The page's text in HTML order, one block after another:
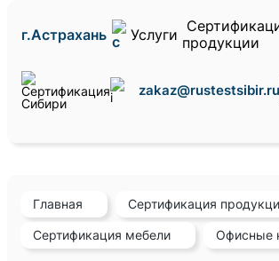
г.Астрахань Услуги продукции
zakaz@rustestsibir.ru
Главная Сертификация
Сертификация мебели Офисные